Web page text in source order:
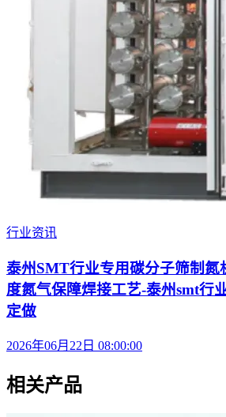
行业资讯
泰州SMT行业专用碳分子筛制氮
度氮气保障焊接工艺-泰州smt行
定做
2026年06月22日 08:00:00
相关产品